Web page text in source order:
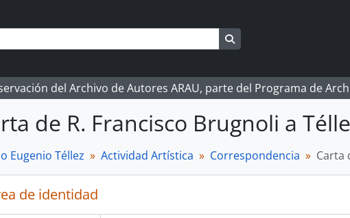
del Archivo de Autores ARAU, parte del Programa de
de R. Francisco Brugnoli a
Eugenio Téllez Actividad Artística Correspondencia Carta
de identidad